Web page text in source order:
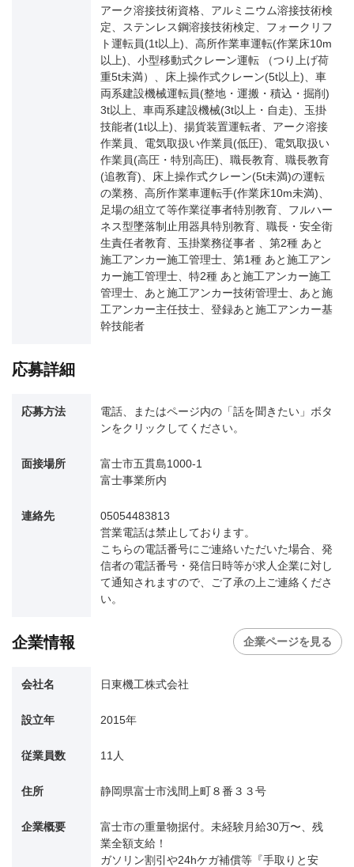
アーク溶接技術資格、アルミニウム溶接技術検
定、ステンレス鋼溶接技術検定、フォークリフ
ト運転員(1t以上)、高所作業車運転(作業床10m
以上)、小型移動式クレーン運転 （つり上げ荷
重5t未満）、床上操作式クレーン(5t以上)、車
両系建設機械運転員(整地・運搬・積込・掘削)
3t以上、車両系建設機械(3t以上・自走)、玉掛
技能者(1t以上)、揚貨装置運転者、アーク溶接
作業員、電気取扱い作業員(低圧)、電気取扱い
作業員(高圧・特別高圧)、職長教育、職長教育
(追教育)、床上操作式クレーン(5t未満)の運転
の業務、高所作業車運転手(作業床10m未満)、
足場の組立て等作業従事者特別教育、フルハー
ネス型墜落制止用器具特別教育、職長・安全衛
生責任者教育、玉掛業務従事者 、第2種 あと
施工アンカー施工管理士、第1種 あと施工アン
カー施工管理士、特2種 あと施工アンカー施工
管理士、あと施工アンカー技術管理士、あと施
工アンカー主任技士、登録あと施工アンカー基
幹技能者
応募詳細
応募方法
電話、またはページ内の「話を聞きたい」ボタ
ンをクリックしてください。
面接場所
富士市五貫島1000-1
富士事業所内
連絡先
05054483813
営業電話は禁止しております。
こちらの電話番号にご連絡いただいた場合、発
信者の電話番号・発信日時等が求人企業に対し
て通知されますので、ご了承の上ご連絡くださ
い。
企業情報 企業ページを見る
会社名 日東機工株式会社
設立年 2015年
従業員数 11人
住所 静岡県富士市浅間上町８番３３号
企業概要
富士市の重量物据付。未経験月給30万〜、残
業全額支給！
ガソリン割引や24hケガ補償等『手取りと安